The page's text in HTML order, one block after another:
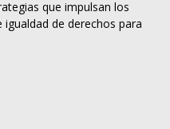
que impulsan los
de derechos para